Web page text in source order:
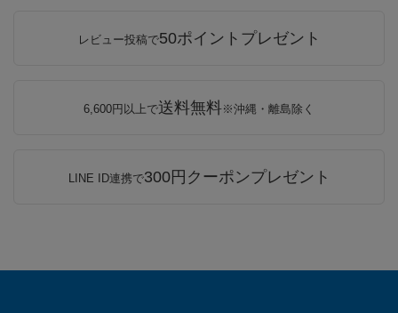
レビュー投稿で50ポイントプレゼント
6,600円以上で送料無料※沖縄・離島除く
LINE ID連携で300円クーポンプレゼント